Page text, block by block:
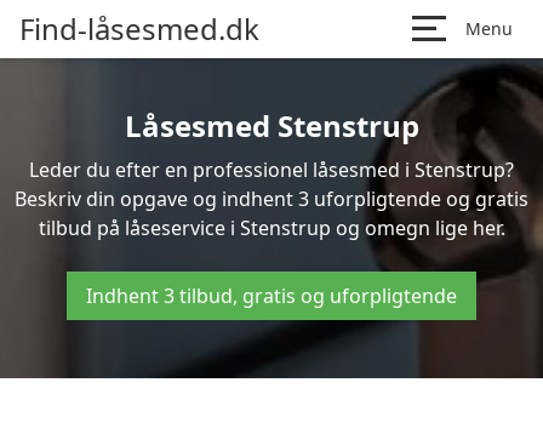
Find-låsesmed.dk Menu
Låsesmed Stenstrup
Leder du efter en professionel låsesmed i Stenstrup?
Beskriv din opgave og indhent 3 uforpligtende og gratis
tilbud på låseservice i Stenstrup og omegn lige her.
Indhent 3 tilbud, gratis og uforpligtende